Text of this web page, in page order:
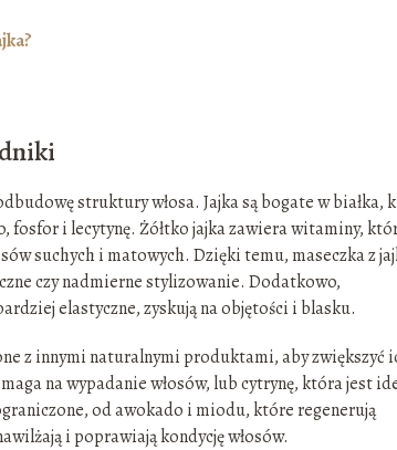
struktury włosa. Jajka są bogate w białka,
fosfor i lecytynę. Żółtko jajka zawiera witaminy,
suchych i matowych. Dzięki temu, maseczka z
czy nadmierne stylizowanie. Dodatkowo,
elastyczne, zyskują na objętości i blasku.
z innymi naturalnymi produktami, aby zwiększyć
na wypadanie włosów, lub cytrynę, która jest
od awokado i miodu, które regenerują
i poprawiają kondycję włosów.